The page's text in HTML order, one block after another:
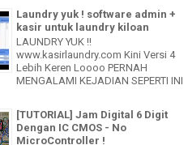
Laundry yuk ! software admin +
kasir untuk laundry kiloan
LAUNDRY YUK !!
www.kasirlaundry.com Kini Versi 4
Lebih Keren Loooo PERNAH
MENGALAMI KEJADIAN SEPERTI INI
[TUTORIAL] Jam Digital 6 Digit
Dengan IC CMOS - No
MicroController !